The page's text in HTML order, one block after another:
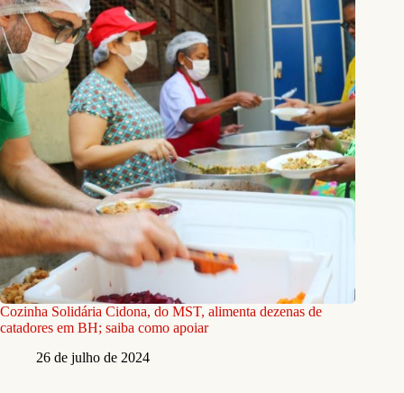
Cozinha Solidária Cidona, do MST, alimenta dezenas de
catadores em BH; saiba como apoiar
26 de julho de 2024